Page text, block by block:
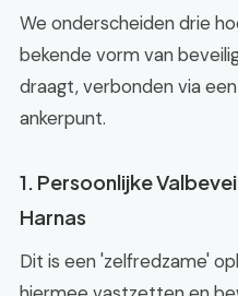
We onderscheiden drie
bekende vorm van
draagt, verbonden via
ankerpunt.
1. Persoonlijke
Harnas
Dit is een 'zelfredzame'